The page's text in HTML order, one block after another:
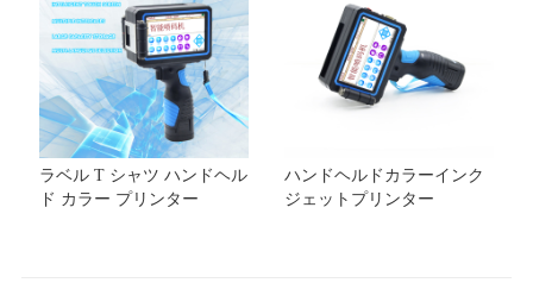
ラベル T シャツ ハンドヘル
ド カラー プリンター
ハンドヘルドカラーインク
ジェットプリンター